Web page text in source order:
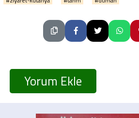
Yorum Ekle